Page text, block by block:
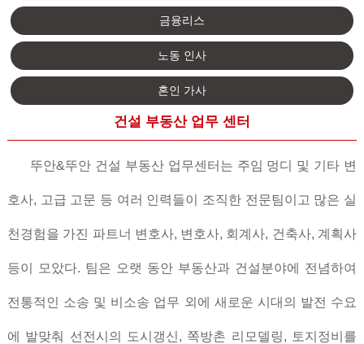
금융리스
노동 인사
혼인 가사
건설 부동산 업무 센터
뚜안&뚜안건설 부동산 업무센터는 주임 멍디 및 기타 변
호사, 고급 고문 등 여러 인력들이 조직한 전문팀이고 많은 실
천경험을 가진 파트너 변호사, 변호사, 회계사, 건축사, 계획사
등이 모았다. 팀은 오랫 동안 부동산과 건설분야에 전념하여
전통적인 소송 및 비소송 업무 외에 새로운 시대의 발전 수요
에 발맞춰 선전시의 도시갱신 , 쪽방촌 리모델링, 토지정비를